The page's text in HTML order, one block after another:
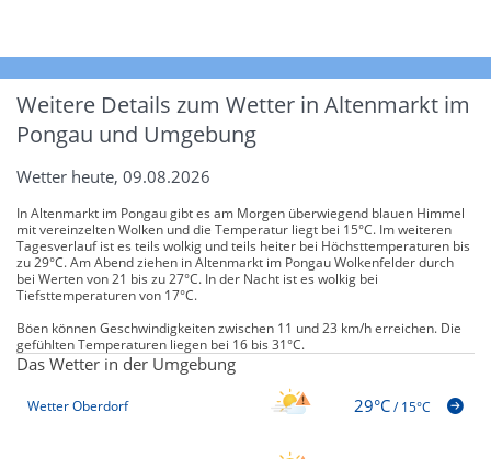
Weitere Details zum Wetter in Altenmarkt im
Pongau und Umgebung
Wetter heute, 09.08.2026
In Altenmarkt im Pongau gibt es am Morgen überwiegend blauen Himmel
mit vereinzelten Wolken und die Temperatur liegt bei 15°C. Im weiteren
Tagesverlauf ist es teils wolkig und teils heiter bei Höchsttemperaturen bis
zu 29°C. Am Abend ziehen in Altenmarkt im Pongau Wolkenfelder durch
bei Werten von 21 bis zu 27°C. In der Nacht ist es wolkig bei
Tiefsttemperaturen von 17°C.
Böen können Geschwindigkeiten zwischen 11 und 23 km/h erreichen. Die
gefühlten Temperaturen liegen bei 16 bis 31°C.
Das Wetter in der Umgebung
Wetter Oberdorf 29°C/15°C